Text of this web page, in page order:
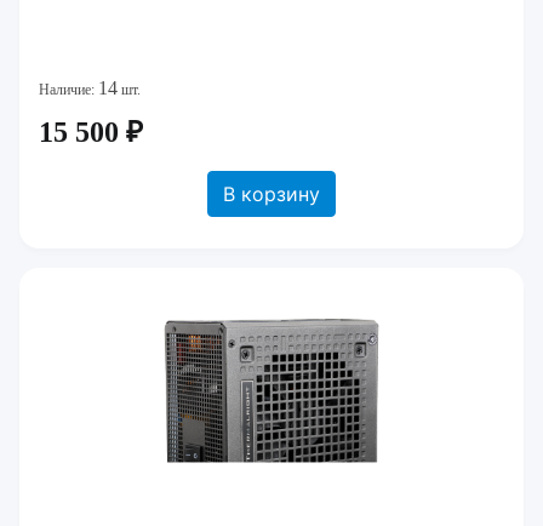
Наличие: 14 шт.
15 500 ₽
В корзину